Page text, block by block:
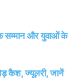
के सम्मान और युवाओं के
कैश, ज्यूलरी, जानें